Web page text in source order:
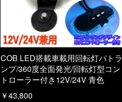
COB LED搭載車載用回転灯パトラ
ンプ/360度全面発光/回転灯型コン
トローラー付き12V/24V 青色
￥43,800